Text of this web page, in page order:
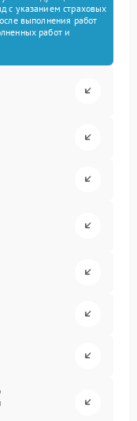
с указанием страховых
выполнения работ
работ и